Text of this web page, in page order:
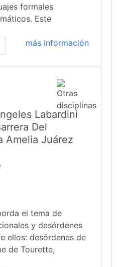
formales
Este
más información
Labardini
Del
Amelia Juárez
el tema de
y desórdenes
ellos: desórdenes de
de Tourette,